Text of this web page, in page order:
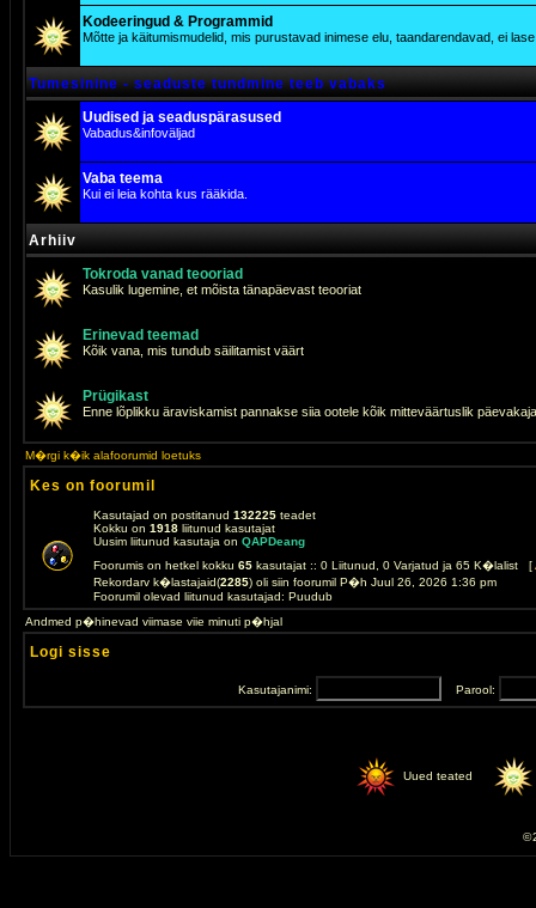
Kodeeringud & Programmid
Mõtte ja käitumismudelid, mis purustavad inimese elu, taandarendavad, ei
Tumesinine - seaduste tundmine teeb vabaks
Uudised ja seaduspärasused
Vabadus&infoväljad
Vaba teema
Kui ei leia kohta kus rääkida.
Arhiiv
Tokroda vanad teooriad
Kasulik lugemine, et mõista tänapäevast teooriat
Erinevad teemad
Kõik vana, mis tundub säilitamist väärt
Prügikast
Enne lõplikku äraviskamist pannakse siia ootele kõik mitteväärtuslik
M�rgi k�ik alafoorumid loetuks
Kes on foorumil
Kasutajad on postitanud 132225 teadet
Kokku on 1918 liitunud kasutajat
Uusim liitunud kasutaja on QAPDeang
Foorumis on hetkel kokku 65 kasutajat :: 0 Liitunud, 0 Varjatud ja 65 K�lalist [
Rekordarv k�lastajaid(2285) oli siin foorumil P�h Juul 26, 2026 1:36 pm
Foorumil olevad liitunud kasutajad: Puudub
Andmed p�hinevad viimase viie minuti p�hjal
Logi sisse
Kasutajanimi: Parool:
Uued teated
©